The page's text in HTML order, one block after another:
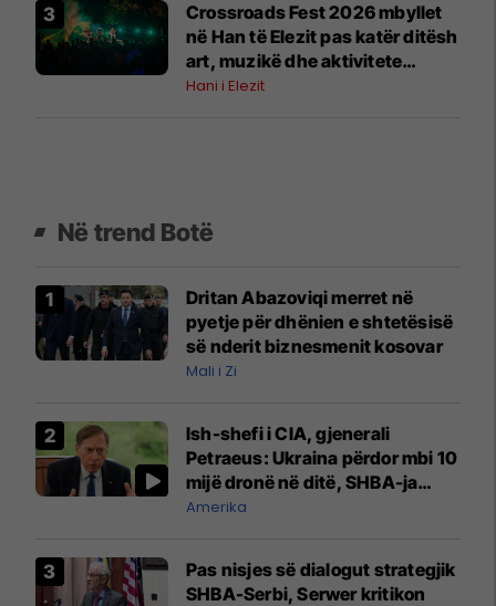
Crossroads Fest 2026 mbyllet
në Han të Elezit pas katër ditësh
art, muzikë dhe aktivitete
kulturore
Hani i Elezit
Në trend Botë
Dritan Abazoviqi merret në
pyetje për dhënien e shtetësisë
së nderit biznesmenit kosovar
Mali i Zi
Ish-shefi i CIA, gjenerali
Petraeus: Ukraina përdor mbi 10
mijë dronë në ditë, SHBA-ja
mbetet shumë prapa në
Amerika
Pas nisjes së dialogut strategjik
SHBA-Serbi, Serwer kritikon